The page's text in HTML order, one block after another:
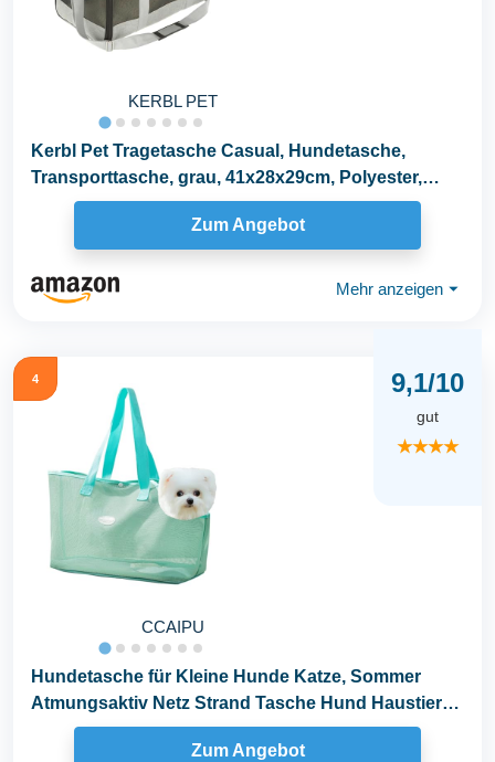
KERBL PET
Kerbl Pet Tragetasche Casual, Hundetasche,
Transporttasche, grau, 41x28x29cm, Polyester,
kleine...
Zum Angebot
Mehr anzeigen ⏷
4
CCAIPU
9,1/10
gut
★★★★
Hundetasche für Kleine Hunde Katze, Sommer
Atmungsaktiv Netz Strand Tasche Hund Haustiere
Carrier...
Zum Angebot